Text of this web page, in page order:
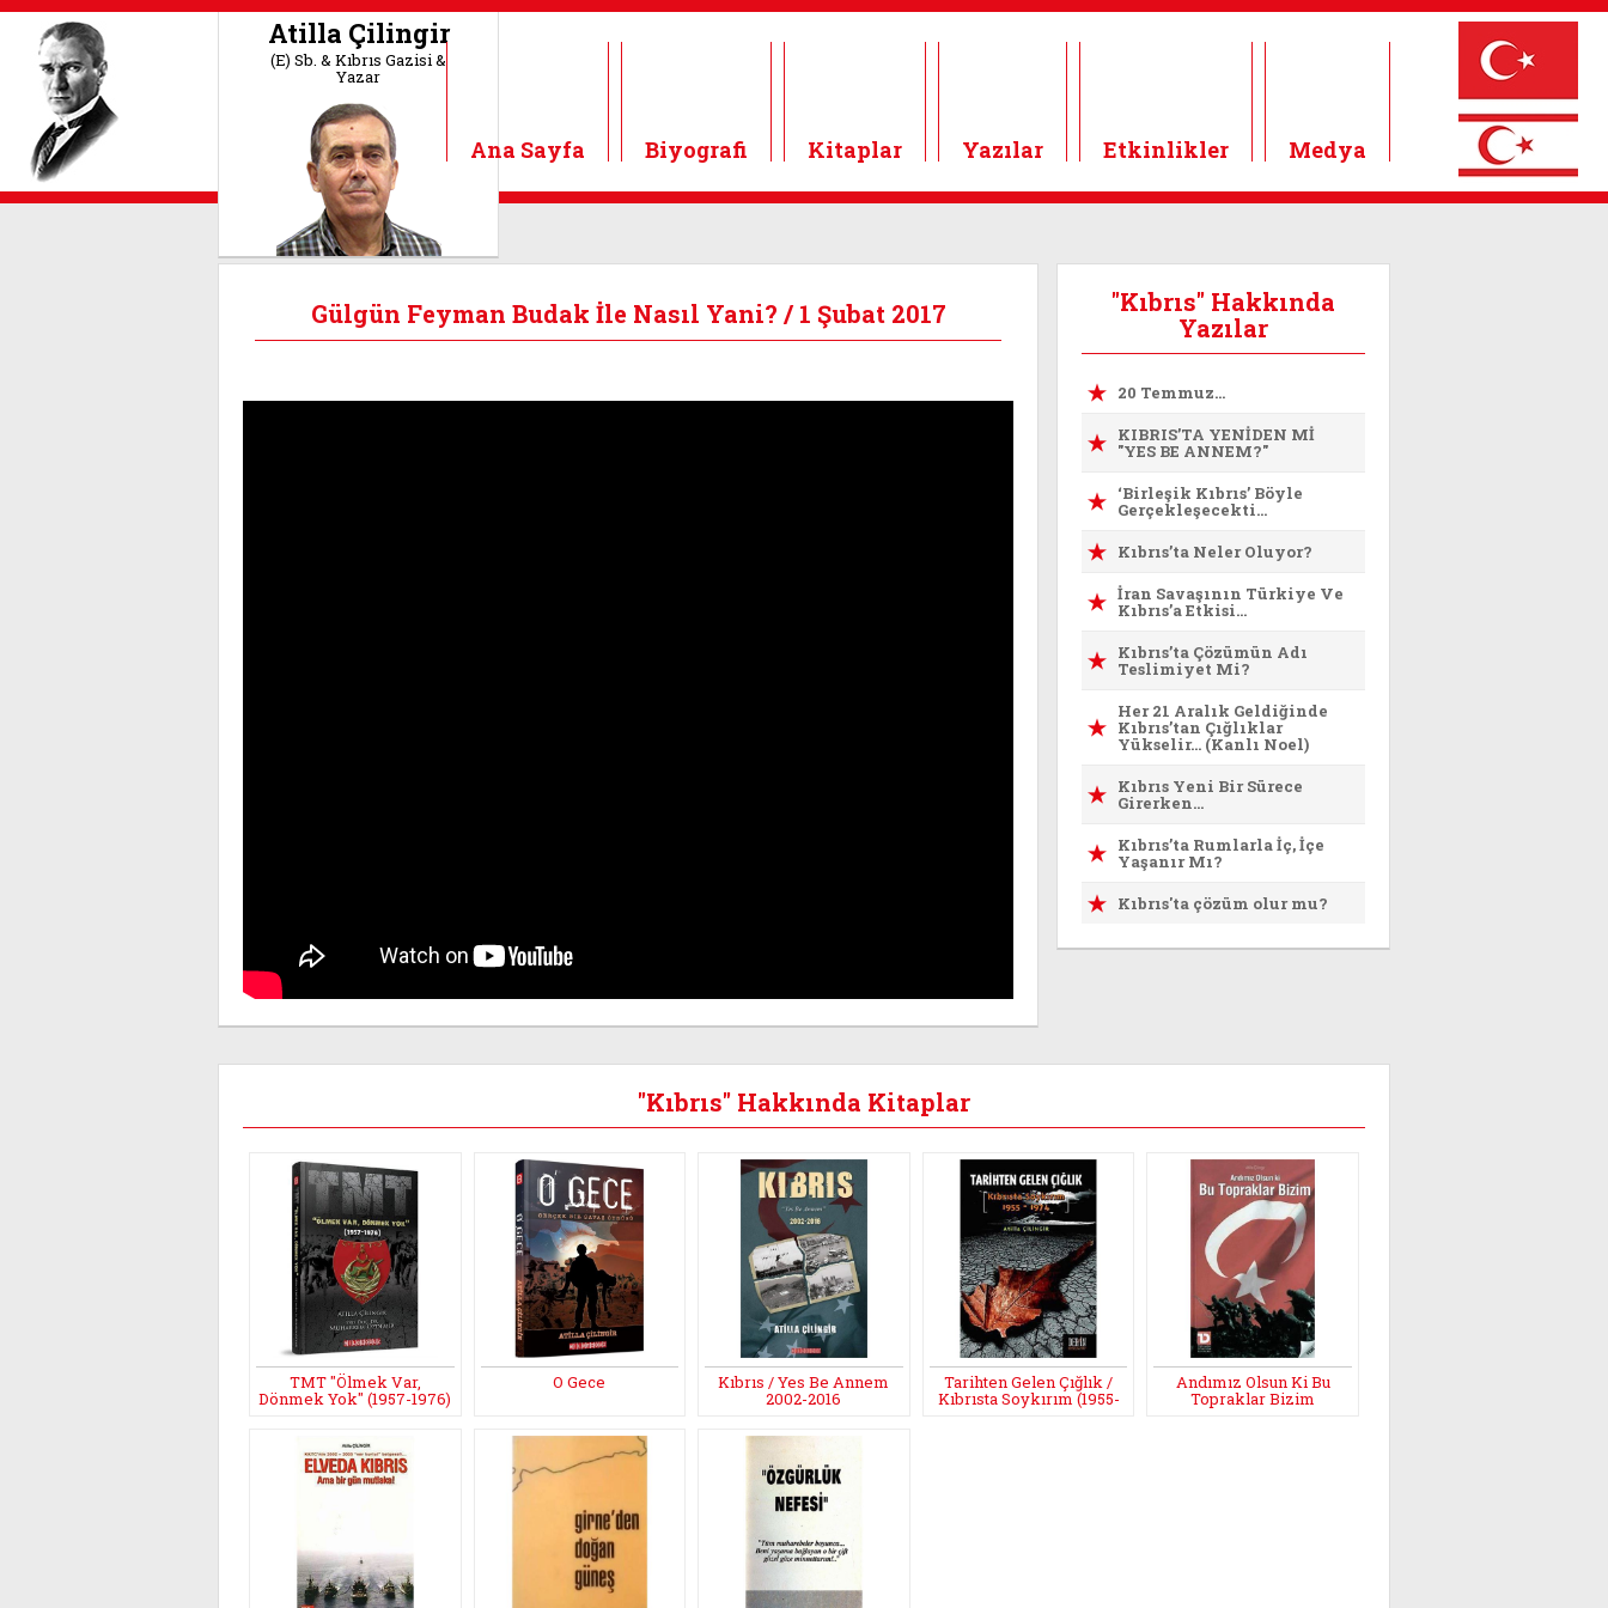
Atilla Çilingir
(E) Sb. & Kıbrıs Gazisi &
Yazar
Ana Sayfa Biyografi Kitaplar Yazılar Etkinlikler Medya
Gülgün Feyman Budak İle Nasıl Yani? / 1 Şubat 2017
"Kıbrıs" Hakkında
Yazılar
20 Temmuz…
KIBRIS’TA YENİDEN Mİ
"YES BE ANNEM?"
‘Birleşik Kıbrıs’ Böyle
Gerçekleşecekti…
Kıbrıs’ta Neler Oluyor?
İran Savaşının Türkiye Ve
Kıbrıs’a Etkisi…
Kıbrıs’ta Çözümün Adı
Teslimiyet Mi?
Her 21 Aralık Geldiğinde
Kıbrıs’tan Çığlıklar
Yükselir… (Kanlı Noel)
Kıbrıs Yeni Bir Sürece
Girerken…
Kıbrıs’ta Rumlarla İç, İçe
Yaşanır Mı?
Kıbrıs'ta çözüm olur mu?
"Kıbrıs" Hakkında Kitaplar
TMT "Ölmek Var,
Dönmek Yok" (1957-1976)
O Gece Kıbrıs / Yes Be Annem
2002-2016
Tarihten Gelen Çığlık /
Kıbrısta Soykırım (1955-
1974)
Andımız Olsun Ki Bu
Topraklar Bizim